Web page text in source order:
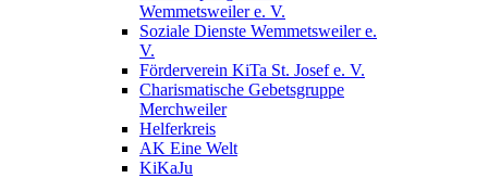
Wemmetsweiler e. V.
Soziale Dienste Wemmetsweiler e.
V.
Förderverein KiTa St. Josef e. V.
Charismatische Gebetsgruppe
Merchweiler
Helferkreis
AK Eine Welt
KiKaJu